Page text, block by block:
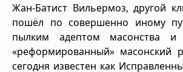
Жан-Батист Вильермоз, другой
пошёл по совершенно иному
пылким адептом масонства и
«реформированный» масонский
сегодня известен как